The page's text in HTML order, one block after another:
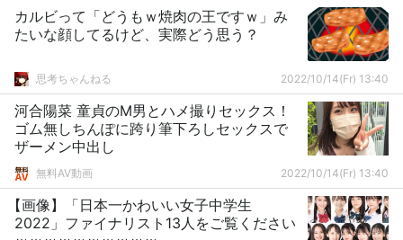
カルビって「どうもｗ焼肉の王ですｗ」み
たいな顔してるけど、実際どう思う？
思考ちゃんねる 2022/10/14(Fr) 13:40
河合陽菜 童貞のM男とハメ撮りセックス！
ゴム無しちんぽに跨り筆下ろしセックスで
ザーメン中出し
無料AV動画 2022/10/14(Fr) 13:40
【画像】「日本一かわいい女子中学生
2022」ファイナリスト13人をご覧ください